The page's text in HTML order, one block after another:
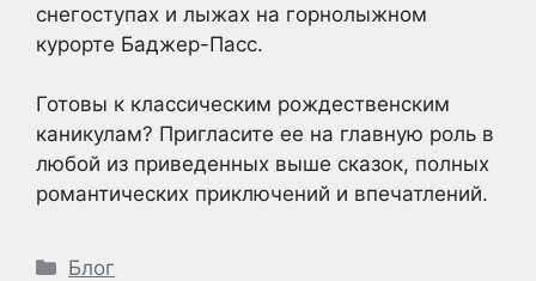
снегоступах и лыжах на горнолыжном
курорте Баджер-Пасс.
Готовы к классическим рождественским
каникулам? Пригласите ее на главную роль в
любой из приведенных выше сказок, полных
романтических приключений и впечатлений.
Рубрики
Блог